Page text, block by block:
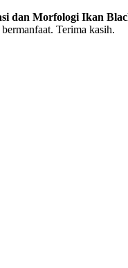
dan Morfologi Ikan
Terima kasih.